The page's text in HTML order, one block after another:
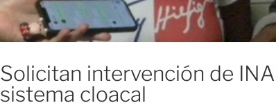
Solicitan intervención de
sistema cloacal